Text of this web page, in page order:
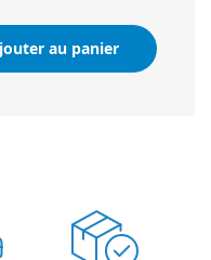
au panier